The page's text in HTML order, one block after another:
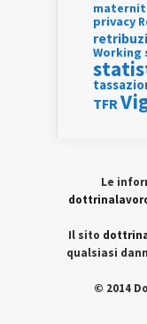
privacy
Working
TFR
Le
Il sito
qualsiasi
© 2014